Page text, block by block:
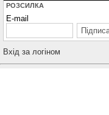
РОЗСИЛКА
E-mail
Вхiд за логiном